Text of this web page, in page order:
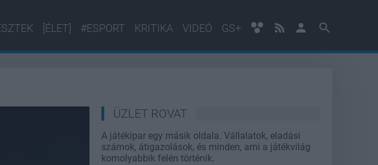
[ÉLET] #ESPORT KRITIKA VIDEÓ GS+
ÜZLET ROVAT
A játékipar egy másik oldala. Vállalatok, eladási
számok, átigazolások, és minden, ami a játékvilág
komolyabbik felén történik.